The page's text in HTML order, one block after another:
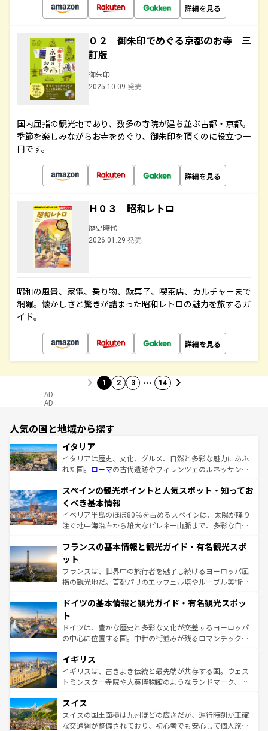
詳細を見る
０２ 御朱印でめぐる京都のお寺 三
訂版
御朱印
2025.10.09 発売
国内屈指の観光地であり、数多の寺院が建ち並ぶ古都・京都。
季節を楽しみながらお寺をめぐり、御朱印を頂くのに役立つ一
冊です。
詳細を見る
Ｈ０３ 昭和レトロ
歴史時代
2026.01.29 発売
昭和の風景、家電、乗り物、駄菓子、喫茶店、カルチャーまで
網羅。懐かしさと驚きが詰まった昭和レトロの魅力を旅するガ
イド。
詳細を見る
1 2 3 … 14
AD
AD
人気の国と地域から探す
イタリア
イタリアは歴史、文化、グルメ、自然と多彩な魅力にあふ
れた国。 ローマの古代遺跡やフィレンツェのルネッサンス
ろん、トスカーナの美しい田園風景やアマルフィ海岸の絶
景など、自然景観も見逃せない。観光の合間には、本場の
ピザやパスタなど、絶品のイタリア料理を堪能することも
できる。朝目覚めてから夜眠るまで、すべての瞬間を楽し
なお、新着のイタリア情報はコンテンツ一覧を参照してほ
しい。
スペインの観光ポイントと人気スポット・知ってお
くべき基本情報
イベリア半島のほぼ80％を占めるスペインは、太陽が降り
注ぐ地中海沿岸から雄大なピレネー山脈まで、多彩な自然
文化が根付くこの国では、情熱的なフラメンコ、熱気あふ
れる闘牛、そして美味しいタパスが生活の一部となってい
る。首都マドリードの洗練された雰囲気や、バルセロナの
アートに溢れた街角から、地方では古代ローマ遺跡や中世
せる。地方によって風土や気候が異なるスペインはその個
ンテンツ一覧 を参照してほしい。
フランスの基本情報と観光ガイド・有名観光スポ
ット
フランスは、世界中の旅行者を魅了し続けるヨーロッパ屈
指の観光地だ。首都パリのエッフェル塔やルーブル美術館
で、幅広い魅力が詰まっている。華麗な宮殿、歴史的な大
聖堂、美しいビーチ、そして豊かな自然が、訪れる者を心
から魅了する。また、フランスは美食の国としても知ら
れ、フランス料理はユネスコ無形文化遺産にも登録されて
香り高いラベンダー畑など、多彩な楽しみ方が可能だ。さ
らに、パリ以外の地域にも魅力が溢れており、どの街角に
も豊かな歴史と文化が息づいている。パリ以外の個性あふ
を参照してほしい。
ドイツの基本情報と観光ガイド・有名観光スポッ
ト
ドイツは、豊かな歴史と多彩な文化が交差するヨーロッパ
の中心に位置する国。中世の街並みが残るロマンチック街
顔を持つこの国は、どこを歩いても飽きることがない。ベ
ルリンの文化的活気、バイエルン州のアルプスの絶景、そ
してライン川沿いのワイン畑といった風景は必見。ビール
は、お酒好きな人にはぜひ体験してほしい。 なお、新着の
ドイツ情報はコンテンツ一覧を参照してほしい。
イギリス
イギリスは、古きよき伝統と最先端が共存する国。ウェス
トミンスター寺院や大英博物館のようなランドマーク、歴
リアごとに異なる魅力がある。また、優雅なアフタヌーン
ティー、ビール好きにはたまらない英国パブ、サッカー観
戦など、本場だからこそできる体験も豊富。イギリスを旅
スイス
スイスの国土面積は九州ほどの広さだが、運行時刻が正確
な交通網が整備されており、初心者でも安心して個人旅行